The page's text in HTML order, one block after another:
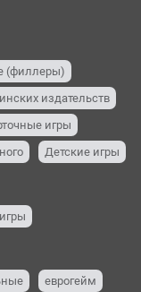
(филлеры)
издательств
игры
Детские игры
еврогейм